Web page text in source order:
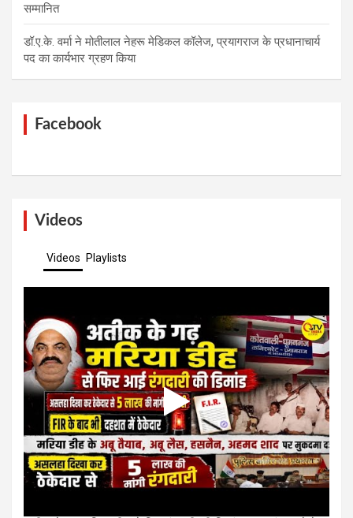
सम्मानित
डॉ.ए.के. वर्मा ने मोतीलाल नेहरू मेडिकल कॉलेज, प्रयागराज के प्रधानाचार्य
पद का कार्यभार ग्रहण किया
Facebook
Videos
Videos Playlists